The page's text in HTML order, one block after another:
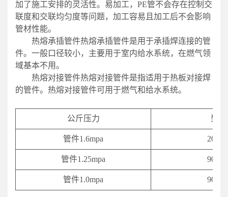
加了施工安排的灵活性。易加工，PE管不会存在控制交
联度和交联均匀度等问题，加工容易且加工后不会影响
管材性能。
热熔承插管件热熔承插管件是用于承插焊连接的管
件。一般口径较小，主要用于室内给水系统，在燃气领
域基本不用。
热熔对接管件热熔对接管件是指适用于热板对接焊
的管件。热熔对接管件可用于燃气和给水系统。
公斤压力 型号
管件1.6mpa 20-
管件1.25mpa 90-
管件1.0mpa 90-